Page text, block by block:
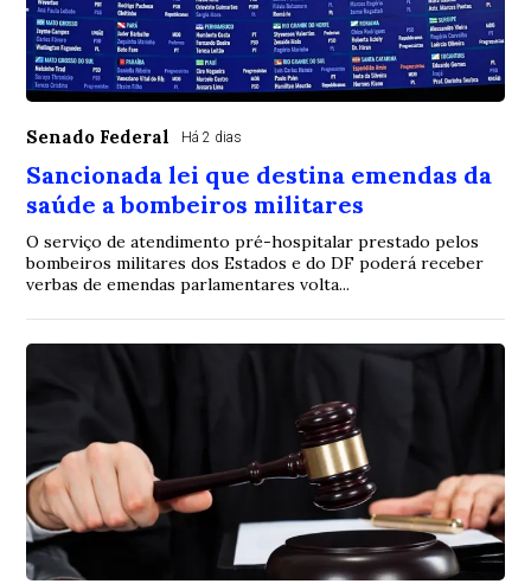
Senado Federal Há 2 dias
Sancionada lei que destina emendas da
saúde a bombeiros militares
O serviço de atendimento pré-hospitalar prestado pelos
bombeiros militares dos Estados e do DF poderá receber
verbas de emendas parlamentares volta...